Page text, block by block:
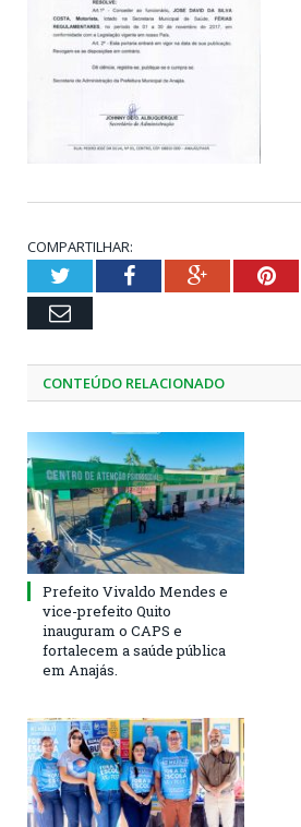
COMPARTILHAR:
TwitterFacebookGoogle+
Email
CONTEÚDO RELACIONADO
Prefeito Vivaldo Mendes e
vice-prefeito Quito
inauguram o CAPS e
fortalecem a saúde pública
em Anajás.